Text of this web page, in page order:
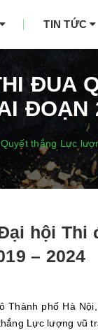
TIN TỨC
ĐUA
ĐOẠN
thắng Lực
hội Thi
– 2024
Thành phố Hà
Lực lượng vũ